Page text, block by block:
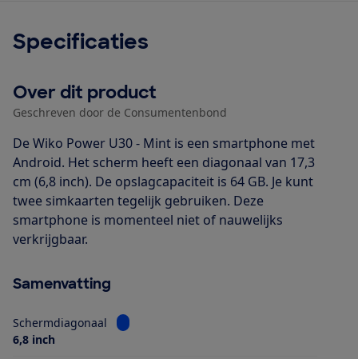
Specificaties
Over dit product
Geschreven door de Consumentenbond
De Wiko Power U30 - Mint is een smartphone met
Android. Het scherm heeft een diagonaal van 17,3
cm (6,8 inch). De opslagcapaciteit is 64 GB. Je kunt
twee simkaarten tegelijk gebruiken. Deze
smartphone is momenteel niet of nauwelijks
verkrijgbaar.
Samenvatting
Schermdiagonaal
Bekijk informatie voor Schermdiagonaal
6,8 inch